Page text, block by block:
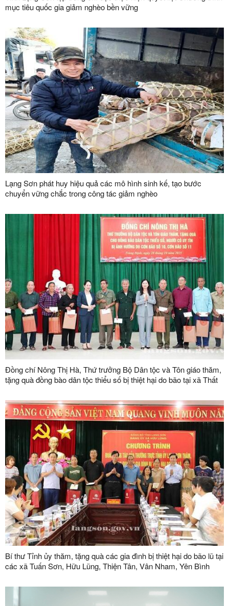
mục tiêu quốc gia giảm nghèo bền vững
Lạng Sơn phát huy hiệu quả các mô hình sinh kế, tạo bước
chuyển vững chắc trong công tác giảm nghèo
Đồng chí Nông Thị Hà, Thứ trưởng Bộ Dân tộc và Tôn giáo thăm,
tặng quà đồng bào dân tộc thiểu số bị thiệt hại do bão tại xã Thất
Bí thư Tỉnh ủy thăm, tặng quà các gia đình bị thiệt hại do bão lũ tại
các xã Tuấn Sơn, Hữu Lũng, Thiện Tân, Vân Nham, Yên Bình